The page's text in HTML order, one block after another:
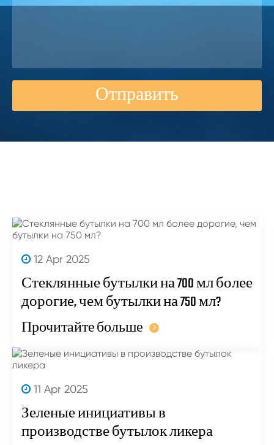
Отправить
12 Apr 2025
Стеклянные бутылки на 700 мл более
дорогие, чем бутылки на 750 мл?
Прочитайте больше
11 Apr 2025
Зеленые инициативы в
производстве бутылок ликера